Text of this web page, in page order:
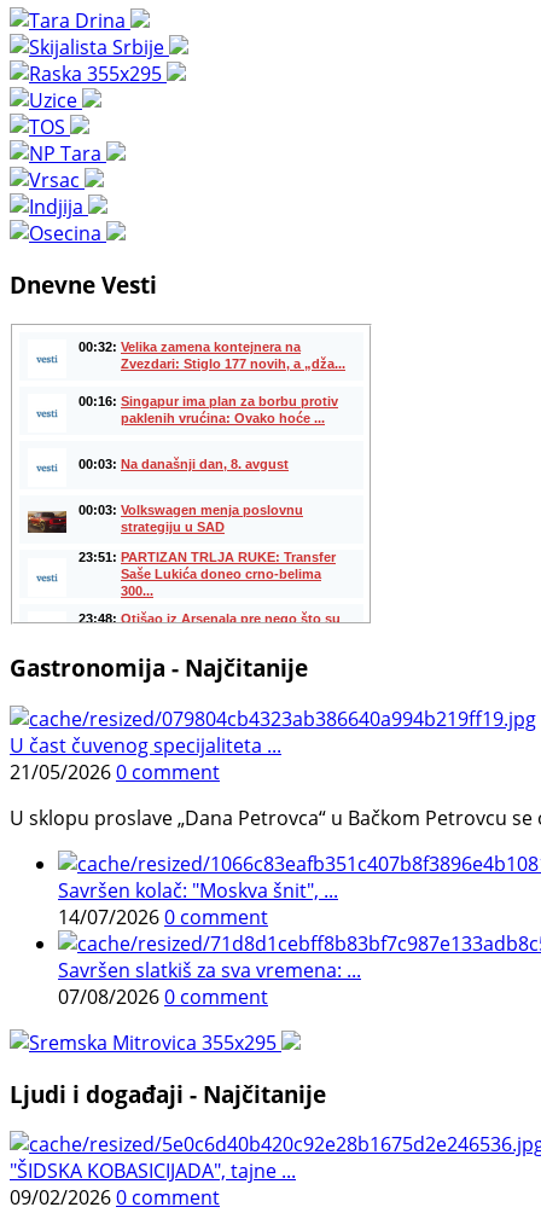
Dnevne Vesti
Gastronomija - Najčitanije
U čast čuvenog specijaliteta ...
21/05/20260 comment
U sklopu proslave „Dana Petrovca“ u Bačkom Petrovcu
Savršen kolač: "Moskva šnit", ...
14/07/20260 comment
Savršen slatkiš za sva vremena: ...
07/08/20260 comment
Ljudi i događaji - Najčitanije
"ŠIDSKA KOBASICIJADA", tajne ...
09/02/20260 comment